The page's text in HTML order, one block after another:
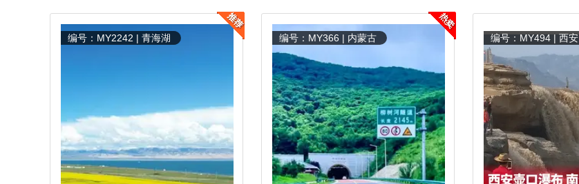
编号：MY2242 | 青海湖 编号：MY366 | 内蒙古 编号：MY494 | 西安